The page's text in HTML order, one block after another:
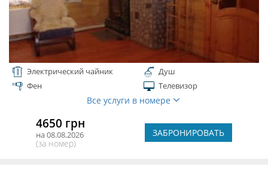
Электрический чайник
Душ
Фен
Телевизор
Все услуги в номере
4650 грн
на 08.08.2026
(за номер)
ЗАБРОНИРОВАТЬ